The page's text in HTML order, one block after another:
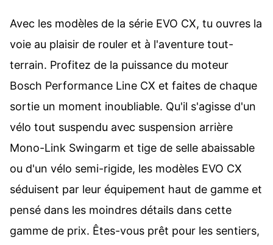
Avec les modèles de la série EVO CX, tu ouvres la
voie au plaisir de rouler et à l'aventure tout-
terrain. Profitez de la puissance du moteur
Bosch Performance Line CX et faites de chaque
sortie un moment inoubliable. Qu'il s'agisse d'un
vélo tout suspendu avec suspension arrière
Mono-Link Swingarm et tige de selle abaissable
ou d'un vélo semi-rigide, les modèles EVO CX
séduisent par leur équipement haut de gamme et
pensé dans les moindres détails dans cette
gamme de prix. Êtes-vous prêt pour les sentiers,